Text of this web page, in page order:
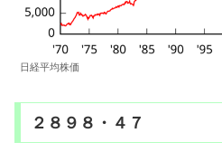
日経平均株価
２８９８・４７